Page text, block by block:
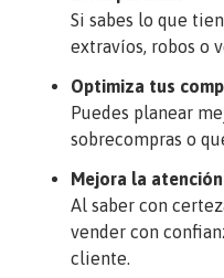
Si sabes lo que
extravíos, robos o
Optimiza tus
Puedes planear
sobrecompras o
Mejora la
Al saber con
vender con
cliente.